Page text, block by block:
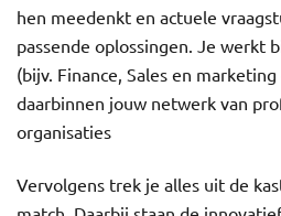
hen meedenkt en actuele
passende oplossingen. Je werkt
(bijv. Finance, Sales en
daarbinnen jouw netwerk van
organisaties
Vervolgens trek je alles uit de